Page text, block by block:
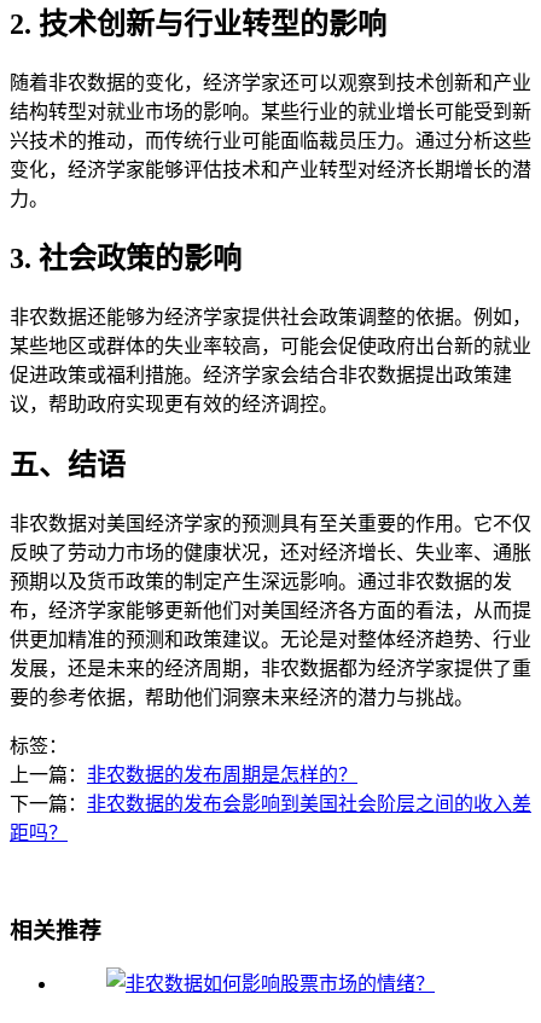
2. 技术创新与行业转型的影响
随着非农数据的变化，经济学家还可以观察到技术创新和产业
结构转型对就业市场的影响。某些行业的就业增长可能受到新
兴技术的推动，而传统行业可能面临裁员压力。通过分析这些
变化，经济学家能够评估技术和产业转型对经济长期增长的潜
力。
3. 社会政策的影响
非农数据还能够为经济学家提供社会政策调整的依据。例如，
某些地区或群体的失业率较高，可能会促使政府出台新的就业
促进政策或福利措施。经济学家会结合非农数据提出政策建
议，帮助政府实现更有效的经济调控。
五、结语
非农数据对美国经济学家的预测具有至关重要的作用。它不仅
反映了劳动力市场的健康状况，还对经济增长、失业率、通胀
预期以及货币政策的制定产生深远影响。通过非农数据的发
布，经济学家能够更新他们对美国经济各方面的看法，从而提
供更加精准的预测和政策建议。无论是对整体经济趋势、行业
发展，还是未来的经济周期，非农数据都为经济学家提供了重
要的参考依据，帮助他们洞察未来经济的潜力与挑战。
标签：
上一篇： 非农数据的发布周期是怎样的？
下一篇： 非农数据的发布会影响到美国社会阶层之间的收入差
距吗？
相关推荐